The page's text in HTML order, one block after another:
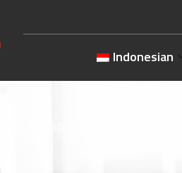
Indonesian